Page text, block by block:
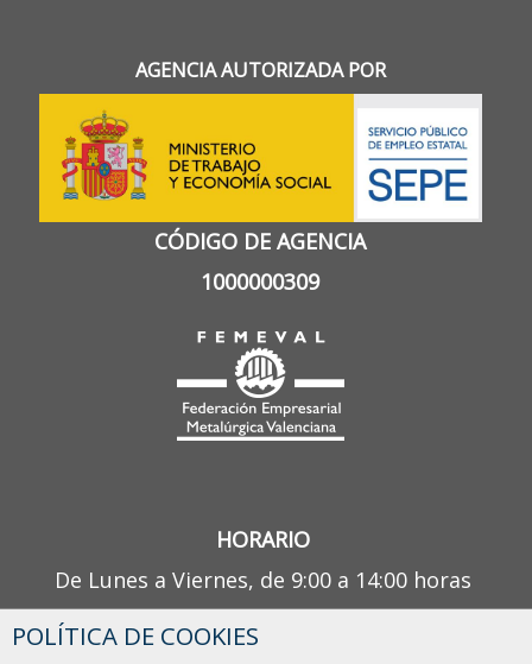
AGENCIA AUTORIZADA POR
CÓDIGO DE AGENCIA
1000000309
HORARIO
De Lunes a Viernes, de 9:00 a 14:00 horas
¿TIENES ALGUNA DUDA?
POLÍTICA DE COOKIES